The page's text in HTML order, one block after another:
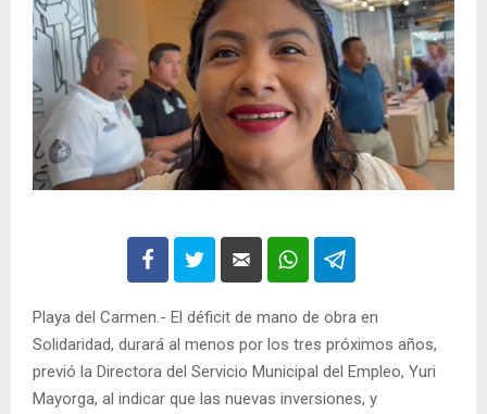
Playa del Carmen.- El déficit de mano de obra en
Solidaridad, durará al menos por los tres próximos años,
previó la Directora del Servicio Municipal del Empleo, Yuri
Mayorga, al indicar que las nuevas inversiones, y